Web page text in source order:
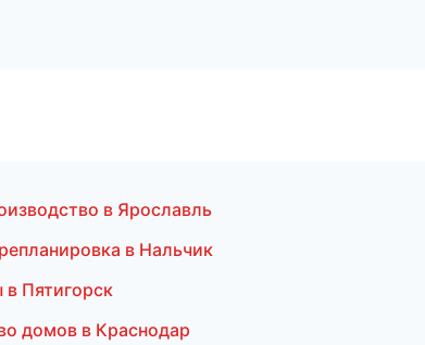
в Ярославль
в Нальчик
Пятигорск
домов в Краснодар